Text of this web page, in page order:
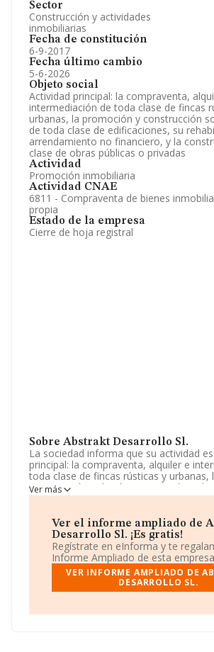
Sector
Construcción y actividades
inmobiliarias
Fecha de constitución
6-9-2017
Fecha último cambio
5-6-2026
Objeto social
Actividad principal: la compraventa,
intermediación de toda clase de fincas
urbanas, la promoción y construcción
de toda clase de edificaciones, su
arrendamiento no financiero, y la
clase de obras públicas o privadas
Actividad
Promoción inmobiliaria
Actividad CNAE
6811 - Compraventa de bienes
propia
Estado de la empresa
Cierre de hoja registral
Sobre Abstrakt Desarrollo Sl.
La sociedad informa que su actividad
principal: la compraventa, alquiler e
toda clase de fincas rústicas y
construcción sobre las mismas de toda
edificaciones, su rehabilitación, venta o
públicas o privadas. La sociedad está
Registro Mercantil como Sociedad
actividad CNAE es '%cnae%' con código
empresa no tiene actividad en
La sociedad Abstrakt Desarrollo S.L,
encuentra en Urbanización Parque
Ver más
Ver el informe ampliado de
Desarrollo Sl. ¡Es gratis!
Regístrate en eInforma y te
Informe Ampliado de esta
VER INFORME AMPLIADO DE
DESARROLLO SL.